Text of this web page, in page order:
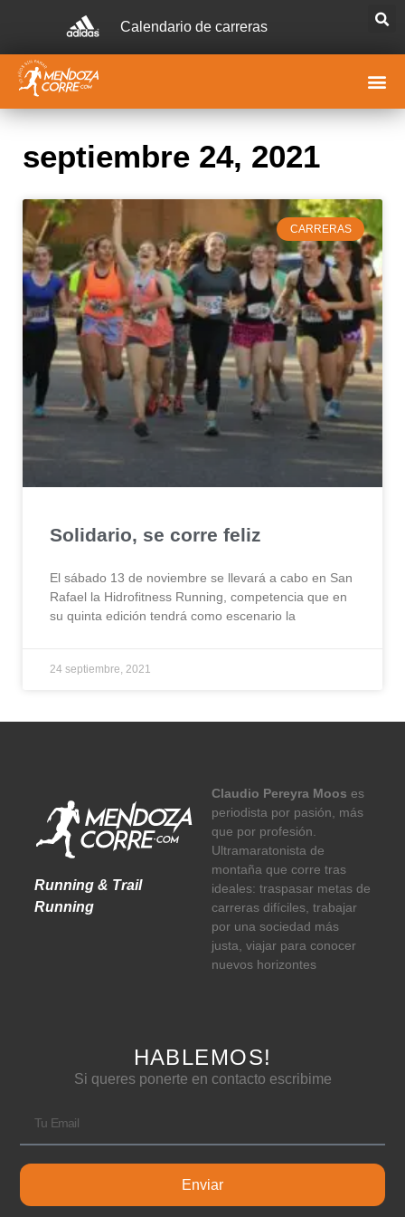
Calendario de carreras
septiembre 24, 2021
CARRERAS
Solidario, se corre feliz
El sábado 13 de noviembre se llevará a cabo en San
Rafael la Hidrofitness Running, competencia que en
su quinta edición tendrá como escenario la
24 septiembre, 2021
Running & Trail
Running
Claudio Pereyra Moos es
periodista por pasión, más
que por profesión.
Ultramaratonista de
montaña que corre tras
ideales: traspasar metas de
carreras difíciles, trabajar
por una sociedad más
justa, viajar para conocer
nuevos horizontes
HABLEMOS!
Si queres ponerte en contacto escribime
Enviar